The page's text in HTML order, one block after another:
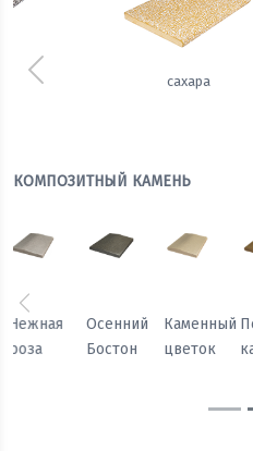
Предыдущий
КОМПОЗИТНЫЙ КАМЕНЬ
Осенний
Бостон
Каменный
цветок
Песчаный
камень
Предыдущий